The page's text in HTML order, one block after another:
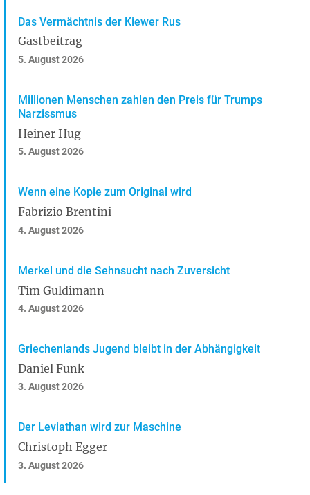
Das Vermächtnis der Kiewer Rus
Gastbeitrag
5. August 2026
Millionen Menschen zahlen den Preis für Trumps
Narzissmus
Heiner Hug
5. August 2026
Wenn eine Kopie zum Original wird
Fabrizio Brentini
4. August 2026
Merkel und die Sehnsucht nach Zuversicht
Tim Guldimann
4. August 2026
Griechenlands Jugend bleibt in der Abhängigkeit
Daniel Funk
3. August 2026
Der Leviathan wird zur Maschine
Christoph Egger
3. August 2026